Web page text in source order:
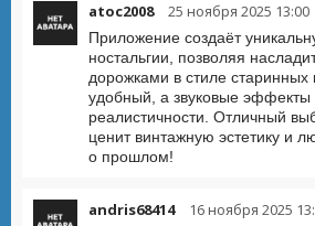
atoc2008 25 ноября 2025 13:00
Приложение создаёт
ностальгии, позволяя
дорожками в стиле старинных
удобный, а звуковые эффекты
реалистичности. Отличный
ценит винтажную эстетику и
о прошлом!
andris68414 16 ноября 2025